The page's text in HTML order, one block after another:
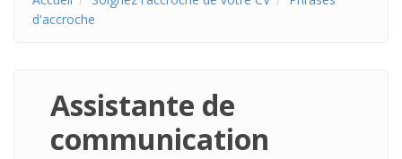
d'accroche
Assistante de
communication